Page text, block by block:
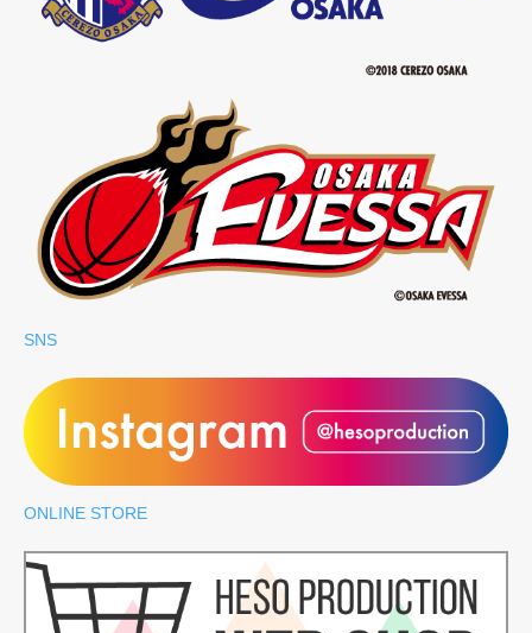
SNS
ONLINE STORE